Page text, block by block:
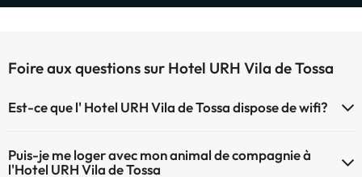
Foire aux questions sur Hotel URH Vila de Tossa
Est-ce que l' Hotel URH Vila de Tossa dispose de wifi?
Puis-je me loger avec mon animal de compagnie à
l'Hotel URH Vila de Tossa